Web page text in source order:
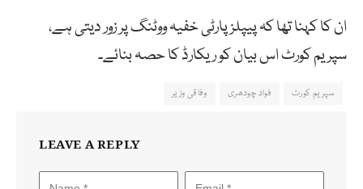
ان کا کہنا تھا کہ پیپلزپارٹی خفیہ ووٹنگ پر زور دیتی ہے،
سپریم کورٹ اس بیان کو ریکارڈ کا حصہ بنائے۔
سپریم کورٹ فواد چودھری وفاقی وزیر
LEAVE A REPLY